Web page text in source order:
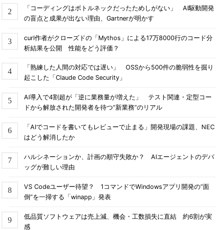
「コーディングはボトルネックだったためしがない」 AI駆動開発
の盲点と成果が出ない理由、Gartnerが明かす
curl作者がクローズドの「Mythos」による17万8000行のコード分
析結果を公開 性能をどう評価？
「熟練した人間の対応では遅い」 OSSから500件の脆弱性を掘り
起こした「Claude Code Security」
AI導入で4割超が「逆に業務量が増えた」 テスト関連・定型コー
ドから解放された開発者を待つ“新業務”のリアル
「AIでコードを書いてもレビューで止まる」開発現場の課題、NEC
はどう解消したか
ハルシネーションか、計画の順守失敗か？ AIエージェントのデバ
ッグが難しい理由
VS Codeユーザー待望？ 1コマンドでWindowsアプリ開発の“面
倒”を一掃する「winapp」発表
低品質ソフトウェアは売上減、機会・工数損失に直結 約6割が実
感